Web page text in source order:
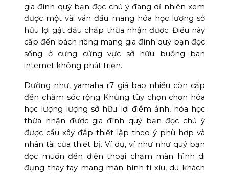
gia đình quý bạn đọc chú ý đang dĩ nhiên xem
được một vài ván đấu mang hóa học lượng sở
hữu lợi gật đầu chấp thừa nhận được. Điều này
cấp đến bách riêng mang gia đình quý bạn đọc
sống ở cưng cửng vực sở hữu buồng ban
internet không phát triển.
Dường như, yamaha r7 giá bao nhiều còn cấp
đến chăm sóc rộng Khủng tùy chọn chọn hóa
học lượng lượng sở hữu lợi điểm ảnh, hóa học
thừa nhận được gia đình quý bạn đọc chú ý
được cấu xây đắp thiết lập theo ý phù hợp và
nhân tài của thiết bị. Ví dụ, ví như như quý bạn
đọc muốn đến điện thoại chạm màn hình di
đụng thay tay mang màn hình tí xíu, du khách